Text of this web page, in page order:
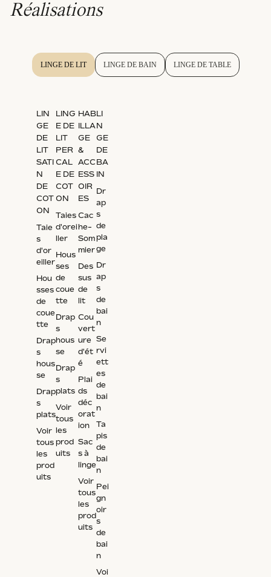
LIN
GE
DE
LIT
SATI
N
DE
COT
ON
Taie
s
d'or
eiller
Hou
sses
de
coue
tte
Drap
s
hous
se
Drap
s
plats
Voir
tous
les
prod
uits
LING
E DE
LIT
PER
CAL
E DE
COT
ON
Taies
d'orei
ller
Hous
ses
de
coue
tte
Drap
s
hous
se
Drap
s
plats
Voir
tous
les
prod
uits
HAB
ILLA
GE
&
ACC
ESS
OIR
ES
Cac
he-
Som
mier
Des
sus
de
lit
Cou
vert
ure
d'ét
é
Plai
ds
déc
orat
ion
Sac
s à
linge
Voir
tous
les
prod
uits
LI
N
GE
DE
BA
IN
Dr
ap
s
de
pla
ge
Dr
ap
s
de
bai
n
Se
rvi
ett
es
de
bai
n
Ta
pis
de
bai
n
Pei
gn
oir
s
de
bai
n
Voi
Réalisations
LINGE DE LIT LINGE DE BAIN LINGE DE TABLE